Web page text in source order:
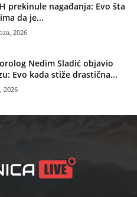
prekinule nagađanja: Evo šta
da je...
2026
Nedim Sladić objavio
Evo kada stiže drastična...
2026